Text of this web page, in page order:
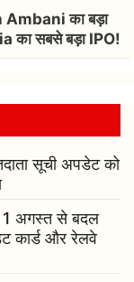
का बड़ा
का सबसे बड़ा IPO!
सूची अपडेट को
अगस्त से बदल
कार्ड और रेलवे